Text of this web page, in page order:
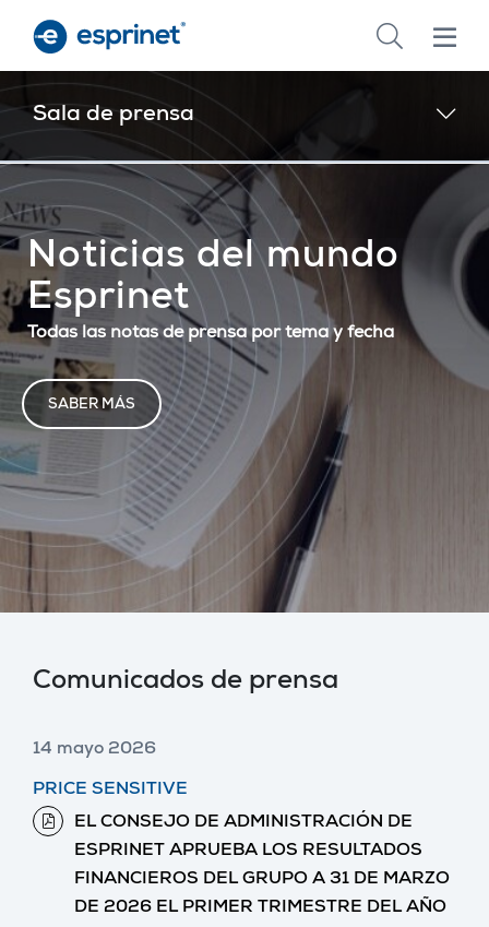
main
Noticias del mundo
Esprinet
Todas las notas de prensa por tema y fecha
SABER MÁS
Sala de prensa
Comunicados de prensa
14 mayo 2026
PRICE SENSITIVE
EL CONSEJO DE ADMINISTRACIÓN DE
ESPRINET APRUEBA LOS RESULTADOS
FINANCIEROS DEL GRUPO A 31 DE MARZO
DE 2026 EL PRIMER TRIMESTRE DEL AÑO